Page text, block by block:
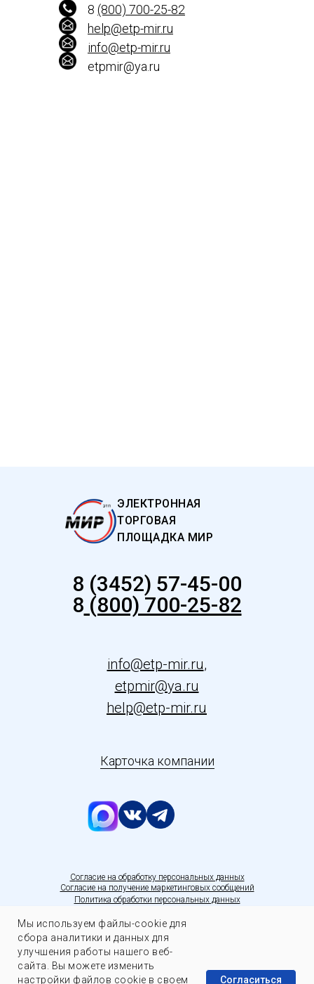
8 (800) 700-25-82
help@etp-mir.ru
info@etp-mir.ru
etpmir@ya.ru
Мы используем файлы-cookie для
сбора аналитики и данных для
улучшения работы нашего веб-
сайта. Вы можете изменить
настройки файлов cookie в своем
Согласиться
Карточка компании
ЭЛЕКТРОННАЯ
ТОРГОВАЯ
ПЛОЩАДКА МИР
Задать вопрос
8 (3452) 57-45-00
8 (800) 700-25-82
info@etp-mir.ru,
etpmir@ya.ru
help@etp-mir.ru
Согласие на обработку персональных данных
Согласие на получение маркетинговых сообщений
Политика обработки персональных данных